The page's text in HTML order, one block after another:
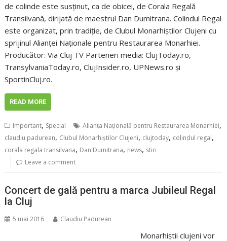
de colinde este susținut, ca de obicei, de Corala Regală
Transilvană, dirijată de maestrul Dan Dumitrana. Colindul Regal
este organizat, prin tradiție, de Clubul Monarhiștilor Clujeni cu
sprijinul Alianței Naționale pentru Restaurarea Monarhiei.
Producător: Via Cluj TV Parteneri media: ClujToday.ro,
TransylvaniaToday.ro, ClujInsider.ro, UPNews.ro și
SportinCluj.ro.
READ MORE
Important, Special Alianța Națională pentru Restaurarea Monarhiei,
claudiu padurean, Clubul Monarhiștilor Clujeni, clujtoday, colindul regal,
corala regala transilvana, Dan Dumitrana, news, stiri
Leave a comment
Concert de gală pentru a marca Jubileul Regal
la Cluj
5 mai 2016 Claudiu Padurean
Monarhiștii clujeni vor